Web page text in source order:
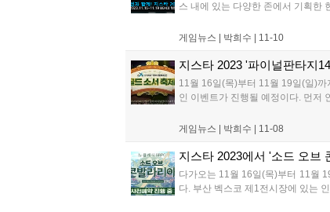
스 내에 있는 다양한 존에서 기획한
게임뉴스 | 박희수 11-10
지스타 2023 '파이널판타지
11월 16일(목)부터 11월 19일(일)
인 이벤트가 진행될 예정이다. 먼저
게임뉴스 | 박희수 11-08
지스타 2023에서 '소드 오브
다가오는 11월 16일(목)부터 11월
다. 부산 벡스코 제1전시장에 있는